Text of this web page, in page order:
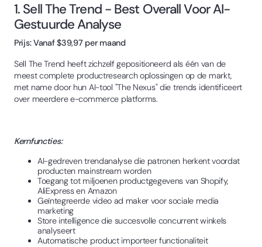
1. Sell The Trend - Best Overall Voor AI-
Gestuurde Analyse
Prijs: Vanaf $39,97 per maand
Sell The Trend heeft zichzelf gepositioneerd als één van de
meest complete productresearch oplossingen op de markt,
met name door hun AI-tool "The Nexus" die trends identificeert
over meerdere e-commerce platforms.
Kernfuncties:
AI-gedreven trendanalyse die patronen herkent voordat
producten mainstream worden
Toegang tot miljoenen productgegevens van Shopify,
AliExpress en Amazon
Geïntegreerde video ad maker voor sociale media
marketing
Store intelligence die succesvolle concurrent winkels
analyseert
Automatische product importeer functionaliteit